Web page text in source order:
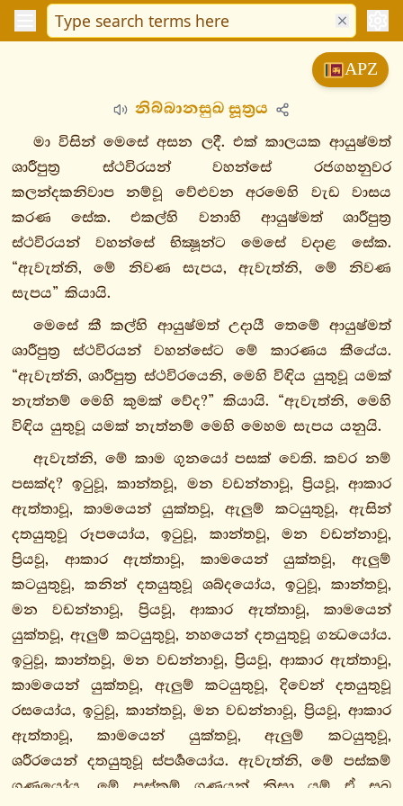
දීඝනිකාය
මජ්ඣිමනිකාය
සංයුත්තනිකාය
අඞ්ගුත්තරනිකාය
1. එකක
නිපාතො
2.
දුකනිපාතො
3.
තිකනිපාතො
4.
චතුක්කනිපාතො
5.
ඡක්කනිපාතො
සත්තකනිපාතො
අට්ඨකනිපාතො
නවකනිපාතො
1. පඨමො
පණ්ණාසකො
1.
සම්බොධිවග්ගො
APZ
නිබ්බානසුඛ සූත්‍රය
මා විසින් මෙසේ අසන ලදී. එක් කාලයක ආයුෂ්මත්
ශාරීපුත්‍ර ස්ථවිරයන් වහන්සේ රජගහනුවර
කලන්දකනිවාප නම්වූ වේළුවන අරමෙහි වැඩ වාසය
කරණ සේක. එකල්හි වනාහි ආයුෂ්මත් ශාරීපුත්‍ර
ස්ථවිරයන් වහන්සේ භික්‍ෂූන්ට මෙසේ වදාළ සේක.
“ඇවැත්නි, මේ නිවණ සැපය, ඇවැත්නි, මේ නිවණ
සැපය” කියායි.
මෙසේ කී කල්හි ආයුෂ්මත් උදායී තෙමේ ආයුෂ්මත්
ශාරීපුත්‍ර ස්ථවිරයන් වහන්සේට මේ කාරණය කීයේය.
“ඇවැත්නි, ශාරීපුත්‍ර ස්ථවිරයෙනි, මෙහි විඳිය යුතුවූ යමක්
නැත්නම් මෙහි කුමක් වේද?” කියායි. “ඇවැත්නි, මෙහි
විඳිය යුතුවූ යමක් නැත්නම් මෙහි මෙහම සැපය යනුයි.
ඇවැත්නි, මේ කාම ගුනයෝ පසක් වෙති. කවර නම්
පසක්ද? ඉටුවූ, කාන්තවූ, මන වඩන්නාවූ, ප්‍රියවූ, ආකාර
ඇත්තාවූ, කාමයෙන් යුක්තවූ, ඇලුම් කටයුතුවූ, ඇසින්
දතයුතුවූ රූපයෝය, ඉටුවූ, කාන්තවූ, මන වඩන්නාවූ,
ප්‍රියවූ, ආකාර ඇත්තාවූ, කාමයෙන් යුක්තවූ, ඇලුම්
කටයුතුවූ, කනින් දතයුතුවූ ශබ්දයෝය, ඉටුවූ, කාන්තවූ,
මන වඩන්නාවූ, ප්‍රියවූ, ආකාර ඇත්තාවූ, කාමයෙන්
යුක්තවූ, ඇලුම් කටයුතුවූ, නහයෙන් දතයුතුවූ ගන්‍ධයෝය.
ඉටුවූ, කාන්තවූ, මන වඩන්නාවූ, ප්‍රියවූ, ආකාර ඇත්තාවූ,
කාමයෙන් යුක්තවූ, ඇලුම් කටයුතුවූ, දිවෙන් දතයුතුවූ
රසයෝය, ඉටුවූ, කාන්තවූ, මන වඩන්නාවූ, ප්‍රියවූ, ආකාර
ඇත්තාවූ, කාමයෙන් යුක්තවූ, ඇලුම් කටයුතුවූ,
ශරීරයෙන් දතයුතුවූ ස්පර්‍ශයෝය. ඇවැත්නි, මේ පස්කම්
ගුණයෝය. මේ පස්කම් ගුණයන් නිසා යම් ඒ සුඛ